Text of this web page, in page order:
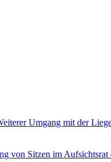
Umgang mit der
von Sitzen im